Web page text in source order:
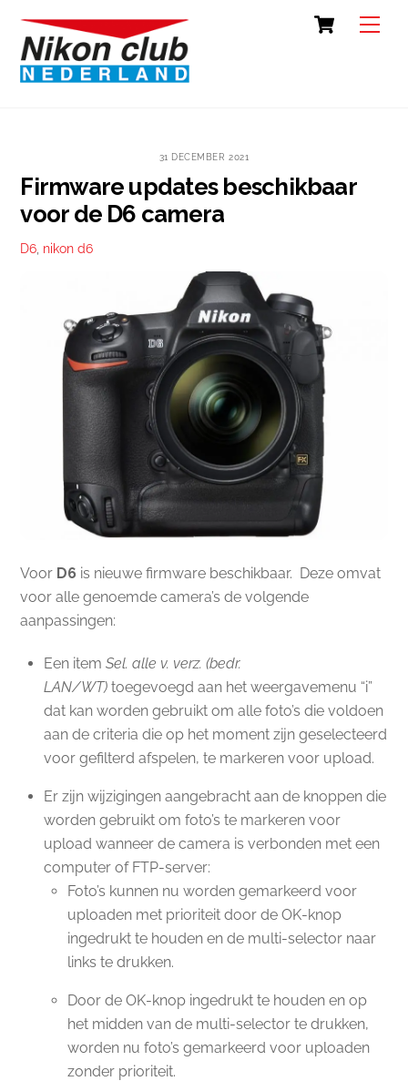
content
Cart
31 DECEMBER 2021
Firmware updates beschikbaar
voor de D6 camera
D6 nikon d6
Voor D6 is nieuwe firmware beschikbaar. Deze omvat
voor alle genoemde camera’s de volgende
aanpassingen:
Een item Sel. alle v. verz. (bedr.
LAN/WT) toegevoegd aan het weergavemenu “i”
dat kan worden gebruikt om alle foto’s die voldoen
aan de criteria die op het moment zijn geselecteerd
voor gefilterd afspelen, te markeren voor upload.
Er zijn wijzigingen aangebracht aan de knoppen die
worden gebruikt om foto’s te markeren voor
upload wanneer de camera is verbonden met een
computer of FTP-server:
Foto’s kunnen nu worden gemarkeerd voor
uploaden met prioriteit door de OK-knop
ingedrukt te houden en de multi-selector naar
links te drukken.
Door de OK-knop ingedrukt te houden en op
het midden van de multi-selector te drukken,
worden nu foto’s gemarkeerd voor uploaden
zonder prioriteit.